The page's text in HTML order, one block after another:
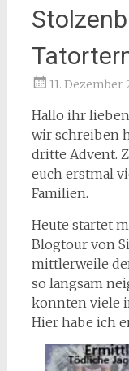
11. Dezember
Hallo ihr
wir schreiben
dritte Advent.
euch erstmal
Familien.
Heute startet
Blogtour von
mittlerweile
so langsam
konnten viele
Hier habe ich